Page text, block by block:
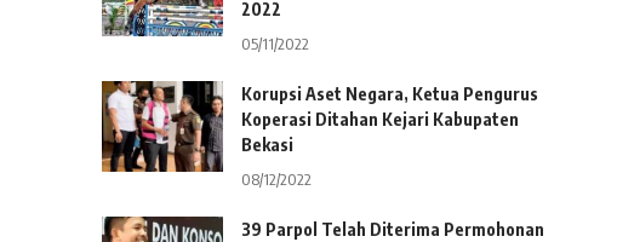
2022
05/11/2022
Korupsi Aset Negara, Ketua Pengurus
Koperasi Ditahan Kejari Kabupaten
Bekasi
08/12/2022
39 Parpol Telah Diterima Permohonan